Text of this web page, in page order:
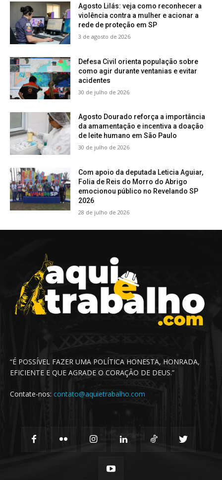
Agosto Lilás: veja como reconhecer a
violência contra a mulher e acionar a
rede de proteção em SP
3 de agosto de 2026
Defesa Civil orienta população sobre
como agir durante ventanias e evitar
acidentes
30 de julho de 2026
Agosto Dourado reforça a importância
da amamentação e incentiva a doação
de leite humano em São Paulo
30 de julho de 2026
Com apoio da deputada Leticia Aguiar,
Folia de Reis do Morro do Abrigo
emocionou público no Revelando SP
2026
28 de julho de 2026
“É POSSÍVEL FAZER UMA POLÍTICA HONESTA, HONRADA,
EFICIENTE E QUE AGRADE O CORAÇÃO DE DEUS.”
Contate-nos: contato@aquietrabalho.com